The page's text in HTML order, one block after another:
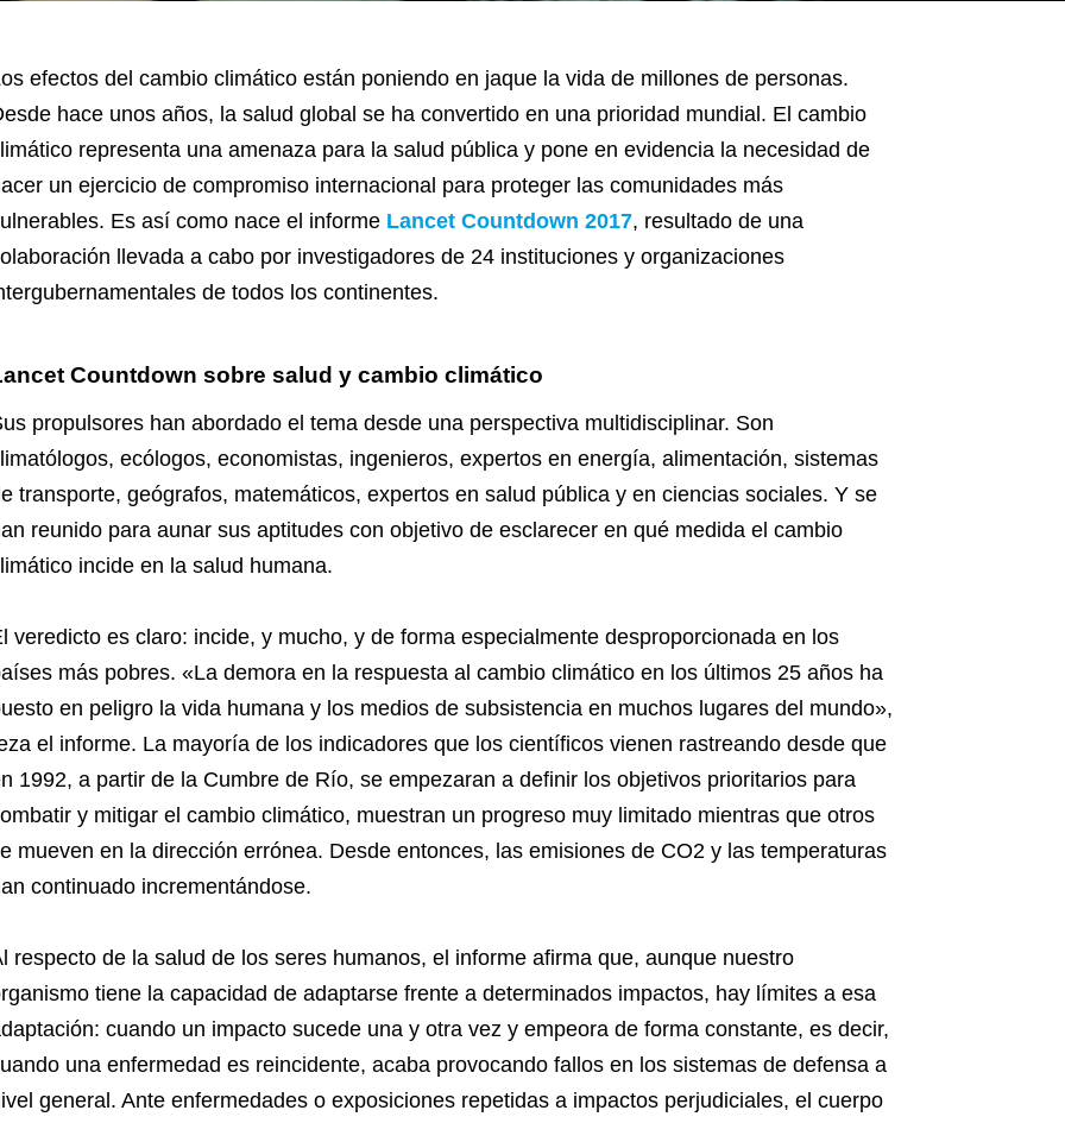
efectos del cambio climático están poniendo en jaque la vida de millones de personas.
hace unos años, la salud global se ha convertido en una prioridad mundial. El cambio
representa una amenaza para la salud pública y pone en evidencia la necesidad de
un ejercicio de compromiso internacional para proteger las comunidades más
Es así como nace el informe Lancet Countdown 2017, resultado de una
llevada a cabo por investigadores de 24 instituciones y organizaciones
de todos los continentes.
Countdown sobre salud y cambio climático
propulsores han abordado el tema desde una perspectiva multidisciplinar. Son
ecólogos, economistas, ingenieros, expertos en energía, alimentación, sistemas
transporte, geógrafos, matemáticos, expertos en salud pública y en ciencias sociales. Y se
reunido para aunar sus aptitudes con objetivo de esclarecer en qué medida el cambio
incide en la salud humana.
veredicto es claro: incide, y mucho, y de forma especialmente desproporcionada en los
más pobres. «La demora en la respuesta al cambio climático en los últimos 25 años ha
en peligro la vida humana y los medios de subsistencia en muchos lugares del mundo»,
el informe. La mayoría de los indicadores que los científicos vienen rastreando desde que
1992, a partir de la Cumbre de Río, se empezaran a definir los objetivos prioritarios para
y mitigar el cambio climático, muestran un progreso muy limitado mientras que otros
mueven en la dirección errónea. Desde entonces, las emisiones de CO2 y las temperaturas
continuado incrementándose.
respecto de la salud de los seres humanos, el informe afirma que, aunque nuestro
tiene la capacidad de adaptarse frente a determinados impactos, hay límites a esa
cuando un impacto sucede una y otra vez y empeora de forma constante, es decir,
una enfermedad es reincidente, acaba provocando fallos en los sistemas de defensa a
general. Ante enfermedades o exposiciones repetidas a impactos perjudiciales, el cuerpo